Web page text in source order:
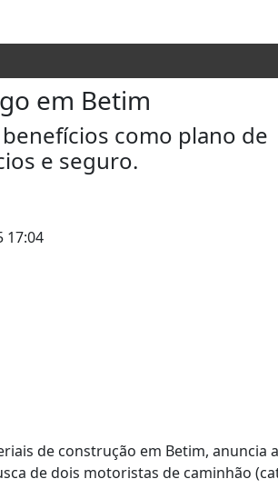
em Betim
como plano de
e seguro.
17:04
de construção em Betim, anuncia a
de dois motoristas de caminhão